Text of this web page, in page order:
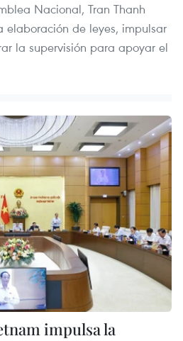
Nacional, Tran Thanh
de leyes, impulsar
la supervisión para apoyar el
impulsa la